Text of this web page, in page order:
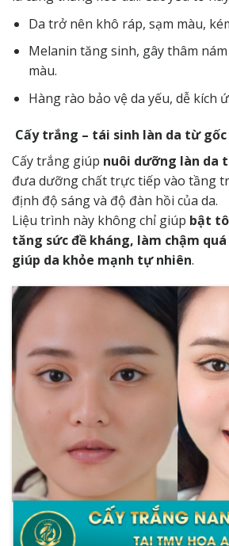
Da trở nên khô ráp, sạm màu,
Melanin tăng sinh, gây thâm
màu.
Hàng rào bảo vệ da yếu, dễ kích
Cấy trắng – tái sinh làn da từ gốc
Cấy trắng giúp nuôi dưỡng làn da
đưa dưỡng chất trực tiếp vào tầng
định độ sáng và độ đàn hồi của da.
Liệu trình này không chỉ giúp bật
tăng sức đề kháng, làm chậm
giúp da khỏe mạnh tự nhiên.